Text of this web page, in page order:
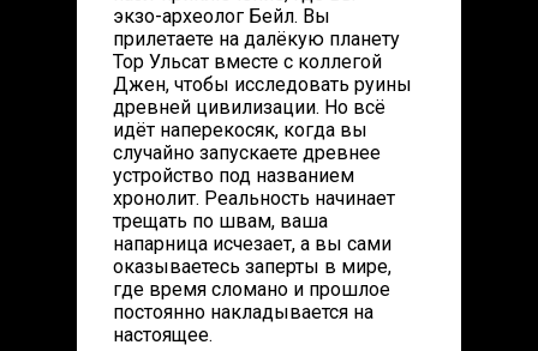
экзо-археолог Бейл. Вы
прилетаете на далёкую планету
Тор Ульсат вместе с коллегой
Джен, чтобы исследовать руины
древней цивилизации. Но всё
идёт наперекосяк, когда вы
случайно запускаете древнее
устройство под названием
хронолит. Реальность начинает
трещать по швам, ваша
напарница исчезает, а вы сами
оказываетесь заперты в мире,
где время сломано и прошлое
постоянно накладывается на
настоящее.